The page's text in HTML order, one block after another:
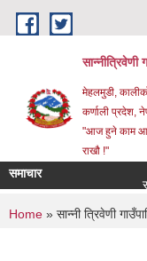
Skip to main content
सान्नीत्रिवेणी
मेहलमुडी,
कर्णाली प्रदेश,
"आज हुने काम आजै
राखौ !"
समाचार
You are
Home » सान्नी त्रिवेणी